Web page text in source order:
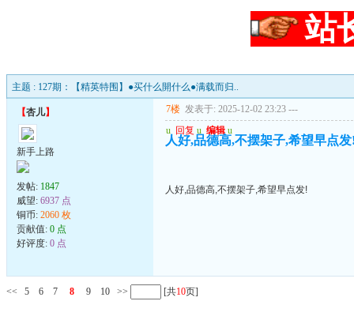
站
主题 : 127期：【精英特围】●买什么開什么●满载而归..
【杏儿】
新手上路
发帖: 1847
威望: 6937 点
铜币: 2060 枚
贡献值: 0 点
好评度: 0 点
7楼 发表于: 2025-12-02 23:23 ---
u 回复 u 编辑 u
人好,品德高,不摆架子,希望早点
人好,品德高,不摆架子,希望早点发!
<< 5 6 7 8 9 10 >> [共10页]